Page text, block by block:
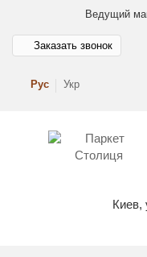
Ведущий
Рус Укр
Заказать звонок
Киев,